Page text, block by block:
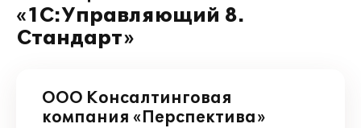
«1С:Управляющий 8.
Стандарт»
ООО Консалтинговая
компания «Перспектива»